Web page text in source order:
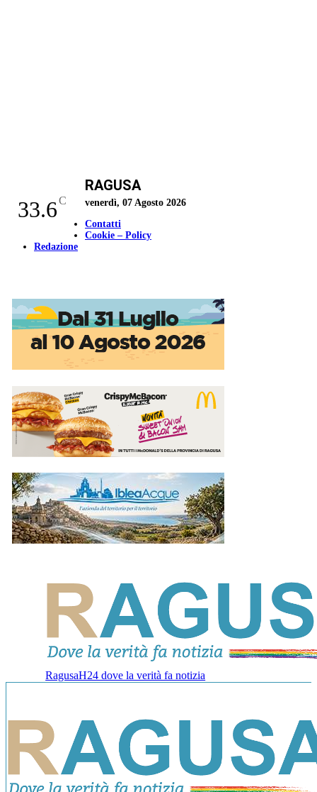
33.6C
RAGUSA
venerdì, 07 Agosto 2026
Contatti
Cookie – Policy
Redazione
RagusaH24 dove la verità fa notizia